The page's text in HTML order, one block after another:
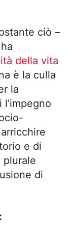
ciò –
della vita
è la culla
la
e di
plurale
di